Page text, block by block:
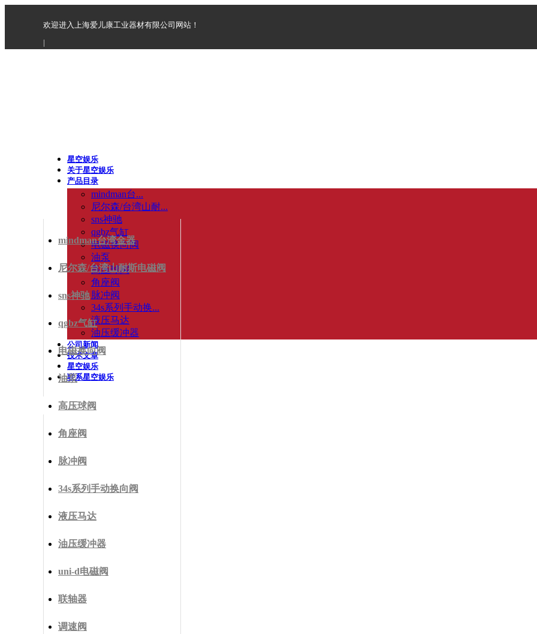
欢迎进入上海爱儿康工业器材有限公司网站！
|
星空娱乐
关于星空娱乐
产品目录
mindman台...
尼尔森/台湾山耐...
sns神驰
qgbz气缸
电磁换向阀
油泵
高压球阀
角座阀
脉冲阀
34s系列手动换...
液压马达
油压缓冲器
公司新闻
技术文章
星空娱乐
联系星空娱乐
mindman台湾金器
尼尔森/台湾山耐斯电磁阀
sns神驰
qgbz气缸
电磁换向阀
油泵
高压球阀
角座阀
脉冲阀
34s系列手动换向阀
液压马达
油压缓冲器
uni-d电磁阀
联轴器
调速阀